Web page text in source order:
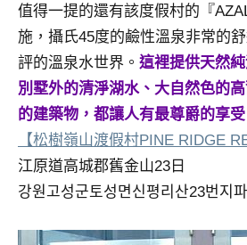
各
發
表
會
及
活
動
主
持、
校
值得一提的還有該度假村的『
施，攝氏45度的鹼性溫泉非常的
評的溫泉水世界。 這裡提供天然
別墅外的清淨湖水、大自然色的
的建築物，都讓人有最尊爵的享受
【松樹嶺山渡假村PINE RIDGE
江原道高城郡舊金山23日
강원고성군토성면신평리산23번지